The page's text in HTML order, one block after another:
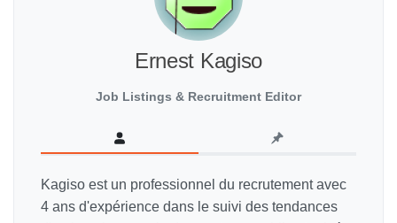
Ernest Kagiso
Job Listings & Recruitment Editor
Kagiso est un professionnel du recrutement avec
4 ans d'expérience dans le suivi des tendances